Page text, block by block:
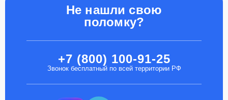
Не нашли свою
поломку?
+7 (800) 100-91-25
Звонок бесплатный по всей территории РФ